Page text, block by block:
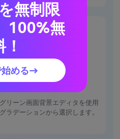
オプション
リーン画面背景エディタを使用
ラデーションから選択します。
無制限
100%無
始める→